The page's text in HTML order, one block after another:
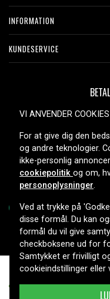
G40DT30, 40.0V,
INFORMATION
KUNDESERVICE
Copyright
VI ANVENDER COOKIES
For at give dig den
og andre teknologier.
ikke-personlig
cookiepolitik og om,
personoplysninger.
Ved at trykke på
disse formål. Du kan
formål du vil give
checkboksene ud for
Samtykket er frivilligt
cookieindstillinger eller